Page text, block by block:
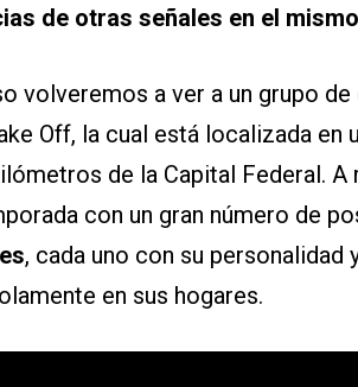
de otras señales en el
volveremos a ver a un grupo
Off, la cual está localizada en
de la Capital Federal.
con un gran número de
, cada uno con su
en sus hogares.